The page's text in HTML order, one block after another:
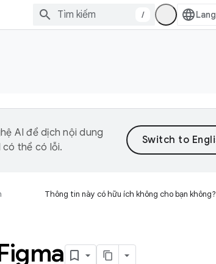
/
AI để dịch nội dung
có thể có lỗi.
Thông tin này có hữu ích không cho bạn không?